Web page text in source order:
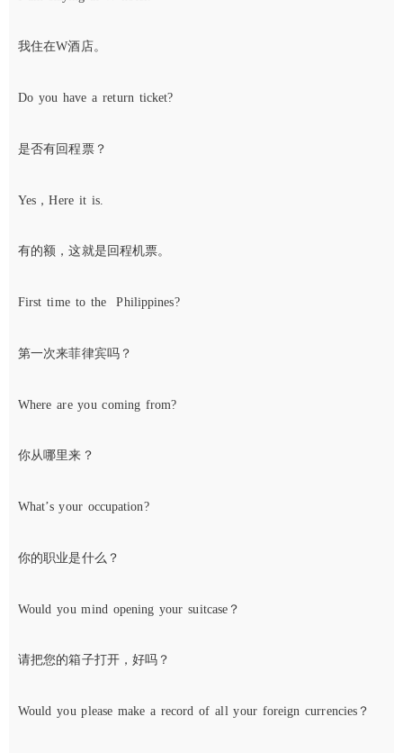
我住在W酒店。
Do you have a return ticket?
是否有回程票？
Yes，Here it is.
有的额，这就是回程机票。
First time to the Philippines?
第一次来菲律宾吗？
Where are you coming from?
你从哪里来？
What’s your occupation?
你的职业是什么？
Would you mind opening your suitcase？
请把您的箱子打开，好吗？
Would you please make a record of all your foreign currencies？